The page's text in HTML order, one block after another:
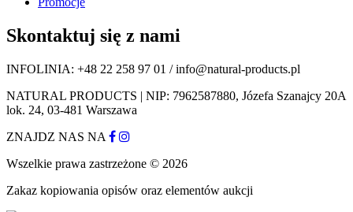
Skontaktuj się z nami
INFOLINIA: +48 22 258 97 01 / info@natural-products.pl
NATURAL PRODUCTS | NIP: 7962587880, Józefa Szanajcy 20A
lok. 24, 03-481 Warszawa
ZNAJDZ NAS NA
Wszelkie prawa zastrzeżone © 2026
Zakaz kopiowania opisów oraz elementów aukcji